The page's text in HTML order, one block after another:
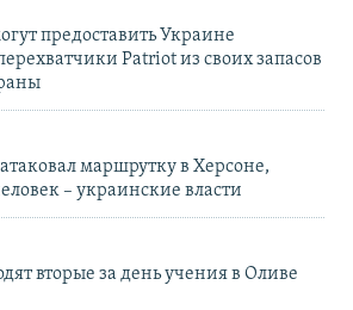
предоставить Украине
Patriot из своих запасов
маршрутку в Херсоне,
– украинские власти
вторые за день учения в Оливе